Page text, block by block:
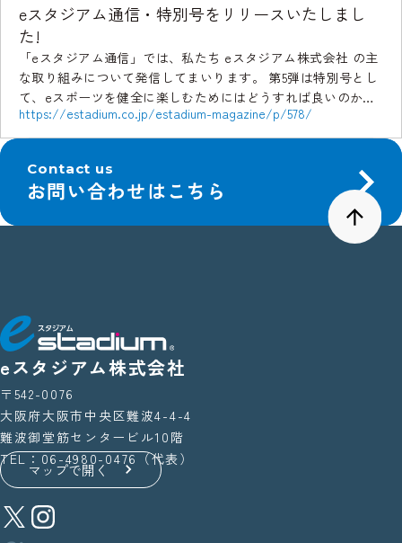
eスタジアム通信・特別号をリリースいたしまし
た!
「eスタジアム通信」では、私たち eスタジアム株式会社 の主
な取り組みについて発信してまいります。 第5弾は特別号とし
て、eスポーツを健全に楽しむためにはどうすれば良いのか、
その答えに迫った対談記事となっております！ 現 […]
https://estadium.co.jp/estadium-magazine/p/578/
Contact us
お問い合わせはこちら
eスタジアム株式会社
〒542-0076
大阪府大阪市中央区難波4-4-4
難波御堂筋センタービル10階
TEL：06-4980-0476（代表）
マップで開く